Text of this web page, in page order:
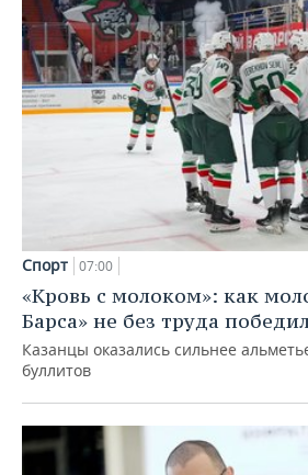
Спорт 07:00
«Кровь с молоком»: как
Барса» не без труда
Казанцы оказались сильнее
буллитов